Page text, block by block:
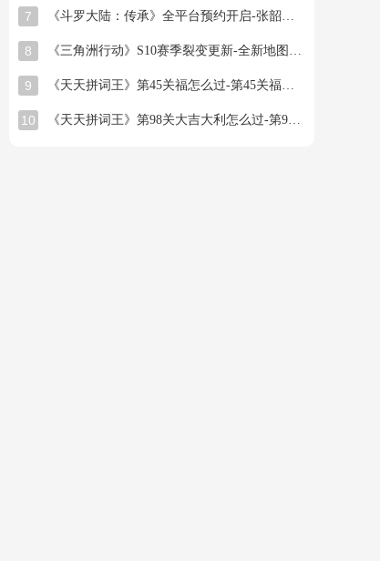
7 《斗罗大陆：传承》全平台预约开启-张韶涵领衔邀你破茧成神
8 《三角洲行动》S10赛季裂变更新-全新地图首领与联动福利
9 《天天拼词王》第45关福怎么过-第45关福找出16个常用字图文攻略
10 《天天拼词王》第98关大吉大利怎么过-第98关大吉大利找出26个常用字图文攻略